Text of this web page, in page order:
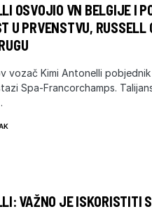
OSVOJIO VN BELGIJE I
U PRVENSTVU, RUSSELL
vozač Kimi Antonelli
Spa-Francorchamps.
VAŽNO JE ISKORISTITI